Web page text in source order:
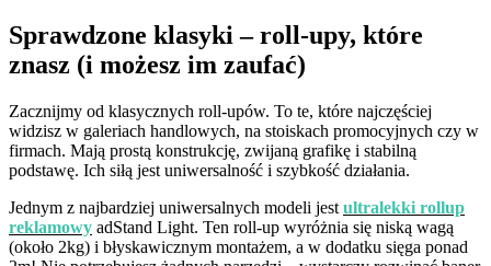
Sprawdzone klasyki – roll-upy, które
znasz (i możesz im zaufać)
Zacznijmy od klasycznych roll-upów. To te, które najczęściej
widzisz w galeriach handlowych, na stoiskach promocyjnych czy w
firmach. Mają prostą konstrukcję, zwijaną grafikę i stabilną
podstawę. Ich siłą jest uniwersalność i szybkość działania.
Jednym z najbardziej uniwersalnych modeli jest ultralekki rollup
reklamowy adStand Light. Ten roll-up wyróżnia się niską wagą
(około 2kg) i błyskawicznym montażem, a w dodatku sięga ponad